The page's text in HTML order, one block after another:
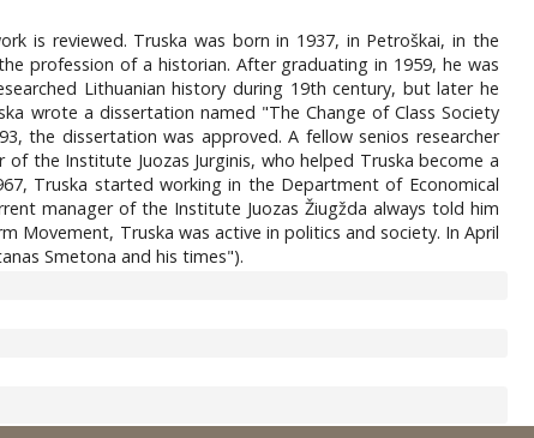
is reviewed. Truska was born in 1937, in Petroškai, in the
profession of a historian. After graduating in 1959, he was
Lithuanian history during 19th century, but later he
wrote a dissertation named "The Change of Class Society
the dissertation was approved. A fellow senios researcher
the Institute Juozas Jurginis, who helped Truska become a
Truska started working in the Department of Economical
manager of the Institute Juozas Žiugžda always told him
Movement, Truska was active in politics and society. In April
Smetona and his times").